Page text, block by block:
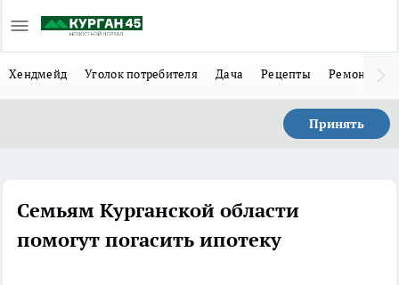
Хендмейд Уголок потребителя Дача Рецепты Ремонт
Принять
Семьям Курганской области
помогут погасить ипотеку